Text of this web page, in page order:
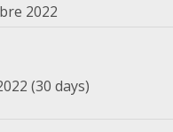
2022
(30 days)